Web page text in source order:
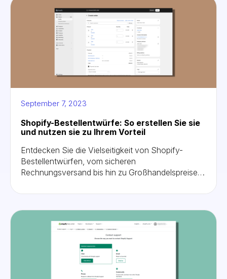
September 7, 2023
Shopify-Bestellentwürfe: So erstellen Sie sie
und nutzen sie zu Ihrem Vorteil
Entdecken Sie die Vielseitigkeit von Shopify-
Bestellentwürfen, vom sicheren
Rechnungsversand bis hin zu Großhandelspreisen.
Bestellungen erstellen und verwalten können.